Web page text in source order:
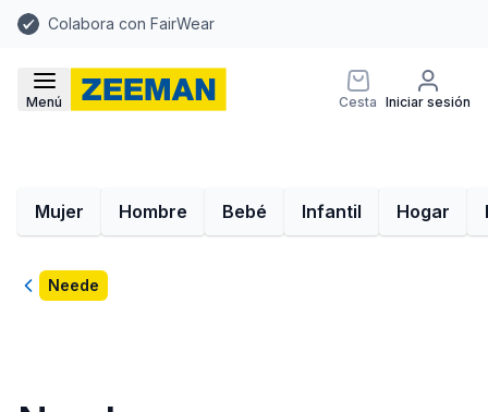
Colabora con FairWear
Menú Cesta Iniciar sesión
Mujer Hombre Bebé Infantil Hogar
VolverNeede